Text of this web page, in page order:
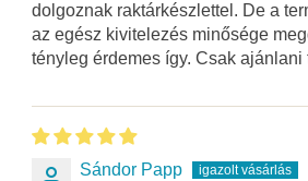
dolgoznak raktárkészlettel. De a
az egész kivitelezés minősége
tényleg érdemes így. Csak ajánlani
Sándor Papp